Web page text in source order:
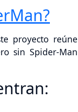
proyecto reúne
sin Spider-Man